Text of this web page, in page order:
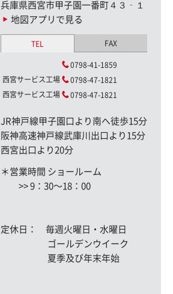
兵庫県西宮市甲子園一番町４３‐１
地図アプリで見る
TEL FAX
0798-41-1859
西宮サービス工場 0798-47-1821
西宮サービス工場 0798-47-1821
JR神戸線甲子園口より南へ徒歩15分
阪神高速神戸線武庫川出口より15分
西宮出口より20分
＊営業時間 ショールーム
>> 9：30〜18：00
定休日： 毎週火曜日・水曜日
ゴールデンウイーク
夏季及び年末年始